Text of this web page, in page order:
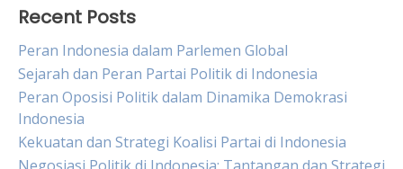
Recent Posts
Peran Indonesia dalam Parlemen Global
Sejarah dan Peran Partai Politik di Indonesia
Peran Oposisi Politik dalam Dinamika Demokrasi
Indonesia
Kekuatan dan Strategi Koalisi Partai di Indonesia